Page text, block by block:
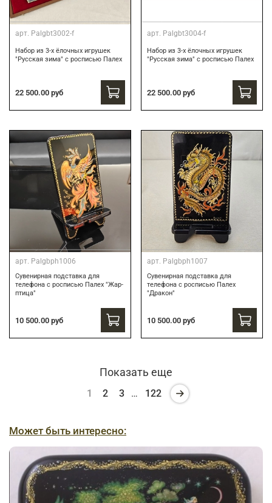
арт. Palgbt3002-f
Набор из 3-х ёлочных игрушек
"Русская зима" с росписью Палех
22 500.00 руб
арт. Palgbt3004-f
Набор из 3-х ёлочных игрушек
"Русская зима" с росписью Палех
22 500.00 руб
арт. Palgbph1006
Сувенирная подставка для
телефона с росписью Палех "Жар-
птица"
10 500.00 руб
арт. Palgbph1007
Сувенирная подставка для
телефона с росписью Палех
"Дракон"
10 500.00 руб
Показать еще
1 2 3 … 122
Может быть интересно: